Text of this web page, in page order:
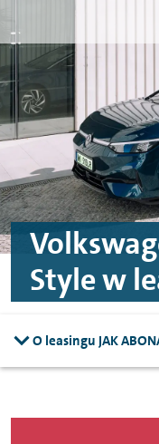
Przejdź do treści
Przejdź do
Przejdź do stopki
Firma
Klient indywidualny
Style w
O leasingu JAK